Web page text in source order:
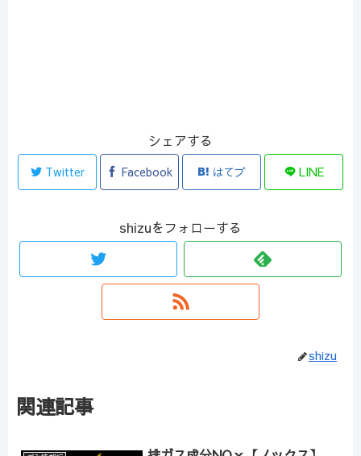
シェアする
Twitter Facebook はてブ LINE
shizuをフォローする
shizu
関連記事